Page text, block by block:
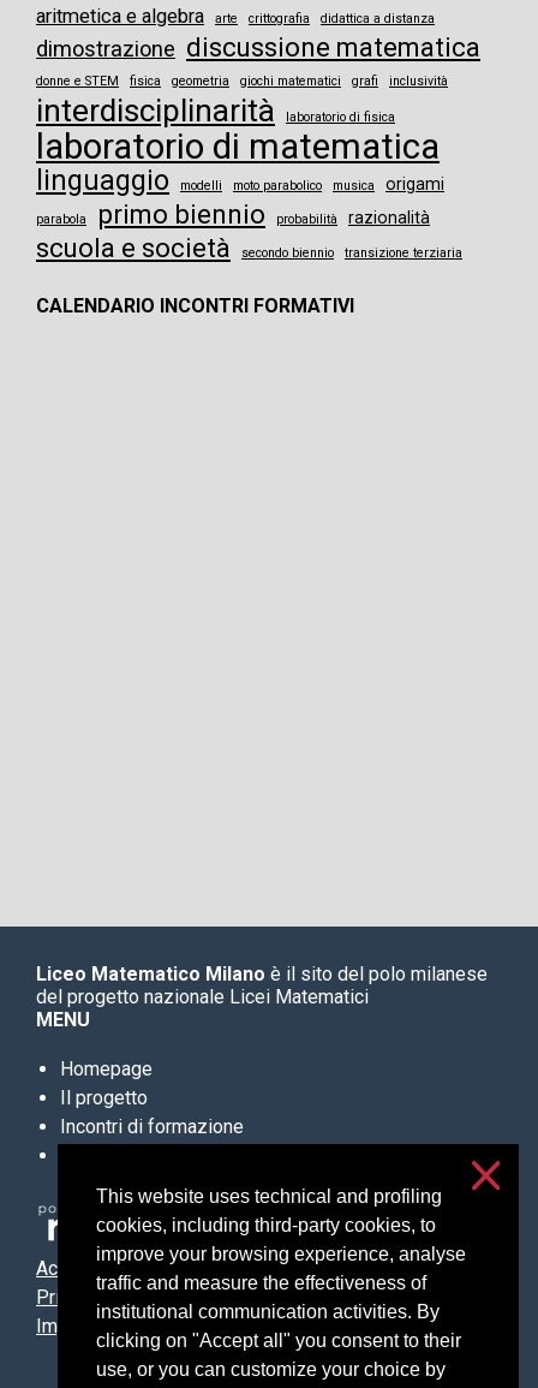
This website uses technical and profiling
cookies, including third-party cookies, to
improve your browsing experience, analyse
traffic and measure the effectiveness of
institutional communication activities. By
clicking on "Accept all" you consent to their
use, or you can customize your choice by
aritmetica e algebra arte crittografia didattica a distanza
dimostrazione discussione matematica
donne e STEM fisica geometria giochi matematici grafi inclusività
interdisciplinarità laboratorio di fisica
laboratorio di matematica
linguaggio modelli moto parabolico musica origami
parabola primo biennio probabilità razionalità
scuola e società secondo biennio transizione terziaria
CALENDARIO INCONTRI FORMATIVI
Liceo Matematico Milano è il sito del polo milanese
del progetto nazionale Licei Matematici
MENU
Homepage
Il progetto
Incontri di formazione
Accessibilità
Privacy e cookies
Impostazioni cookie